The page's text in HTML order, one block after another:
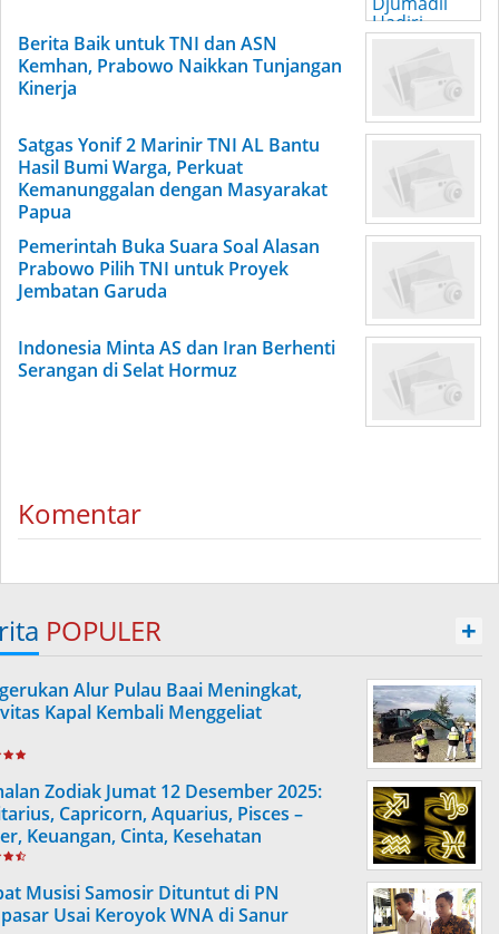
Berita Baik untuk TNI dan ASN
Kemhan, Prabowo Naikkan Tunjangan
Kinerja
Satgas Yonif 2 Marinir TNI AL Bantu
Hasil Bumi Warga, Perkuat
Kemanunggalan dengan Masyarakat
Papua
Pemerintah Buka Suara Soal Alasan
Prabowo Pilih TNI untuk Proyek
Jembatan Garuda
Indonesia Minta AS dan Iran Berhenti
Serangan di Selat Hormuz
Komentar
POPULER +
Alur Pulau Baai Meningkat,
Kapal Kembali Menggeliat
Zodiak Jumat 12 Desember 2025:
Capricorn, Aquarius, Pisces –
Keuangan, Cinta, Kesehatan
Musisi Samosir Dituntut di PN
Usai Keroyok WNA di Sanur